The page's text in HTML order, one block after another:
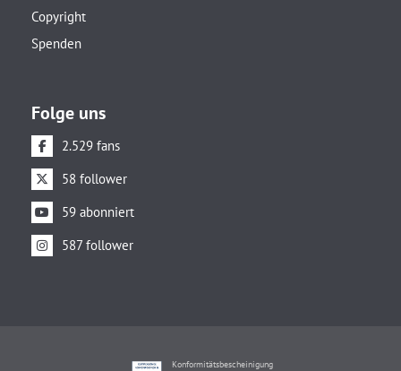
Copyright
Spenden
Folge uns
2.529 fans
58 follower
59 abonniert
587 follower
Konformitätsbescheinigung